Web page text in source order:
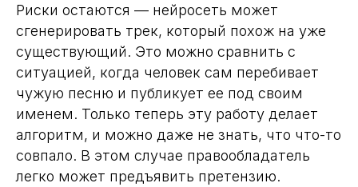
Риски остаются — нейросеть может
сгенерировать трек, который похож на уже
существующий. Это можно сравнить с
ситуацией, когда человек сам перебивает
чужую песню и публикует ее под своим
именем. Только теперь эту работу делает
алгоритм, и можно даже не знать, что что-то
совпало. В этом случае правообладатель
легко может предъявить претензию.